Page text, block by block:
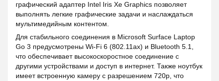
графический адаптер Intel Iris Xe Graphics позволяет
выполнять легкие графические задачи и наслаждаться
мультимедийным контентом.
Для стабильного соединения в Microsoft Surface Laptop
Go 3 предусмотрены Wi-Fi 6 (802.11ax) и Bluetooth 5.1,
что обеспечивает высокоскоростное соединение с
другими устройствами и доступ в интернет. Также ноутбук
имеет встроенную камеру с разрешением 720p, что